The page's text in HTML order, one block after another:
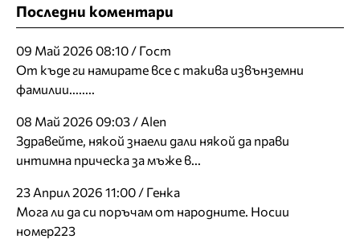
Последни коментари
09 Май 2026 08:10 / Гост
От къде ги намирате все с такива извънземни
фамилии........
08 Май 2026 09:03 / Alen
Здравейте, някой знаели дали някой да прави
интимна прическа за мъже в...
23 Април 2026 11:00 / Генка
Мога ли да си поръчам от народните. Носии
номер223